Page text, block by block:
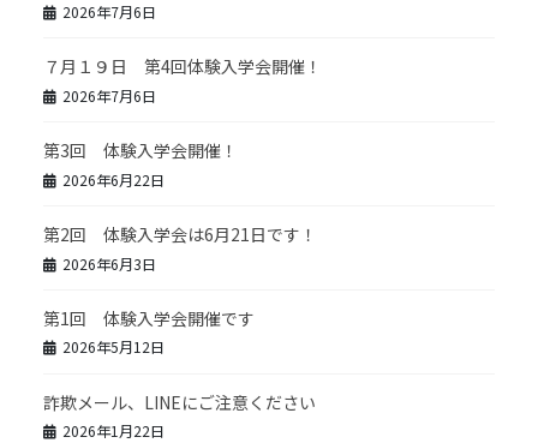
2026年7月6日
７月１９日 第4回体験入学会開催！
2026年7月6日
第3回 体験入学会開催！
2026年6月22日
第2回 体験入学会は6月21日です！
2026年6月3日
第1回 体験入学会開催です
2026年5月12日
詐欺メール、LINEにご注意ください
2026年1月22日